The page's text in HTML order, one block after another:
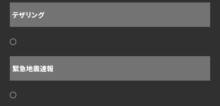
テザリング
○
緊急地震速報
○